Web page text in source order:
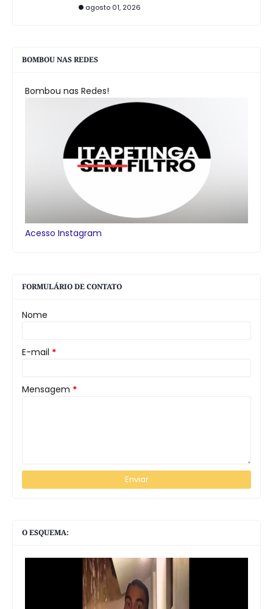
agosto 01, 2026
BOMBOU NAS REDES
Bombou nas Redes!
Acesso Instagram
FORMULÁRIO DE CONTATO
Nome
E-mail *
Mensagem *
O ESQUEMA: